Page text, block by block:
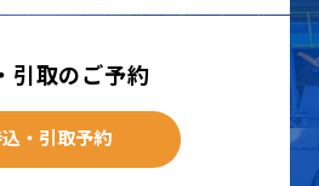
引取のご予約
・引取予約